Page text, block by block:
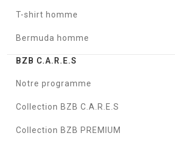
T-shirt homme
Bermuda homme
BZB C.A.R.E.S
Notre programme
Collection BZB C.A.R.E.S
Collection BZB PREMIUM